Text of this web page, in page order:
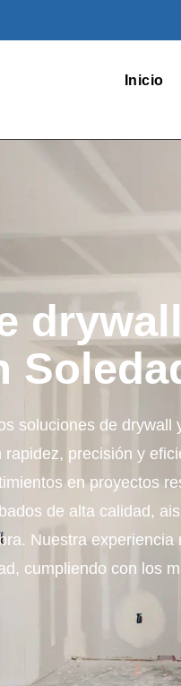
Inicio
soluciones de
precisión y
en proyectos
de alta calidad,
Nuestra
cumpliendo con los